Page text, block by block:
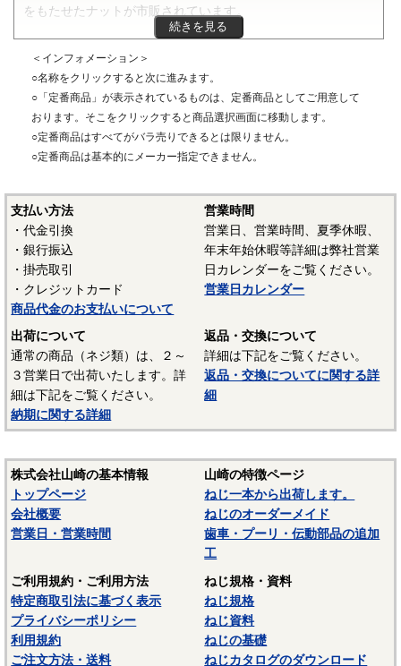
をもたせたナットが市販されています。
じをはじめ下記のように様々なねじ規格が採用されていま
す。
〇ねじ規格について
・メートル並目ねじ：JIS B 0205に規定されているねじ規格で
り、並目/細目/極細目等の種類がありますが、国内で広く普及
しているねじはメートル並目ねじです。メートルねじは数字
の前に「M」が付きます。通常はメートル細目ねじのようなピ
ッチ表記はされません。
・メートル並目ねじの規格は 「メートル並目ねじ」
ください。
・メートル細目ねじ：JIS B 0205に規定されているねじ規格で
す。メートルねじは呼び径を表す数字の前に「M」が付き、呼
び径の後にピッチを表す数字が付加されます。ねじのピッチ
（ねじ山間の距離）の違いで、並目/細目/極細目等複数存在す
る場合があるため、ピッチ表記が必須です。メートル並目ね
・メートル細目ねじの規格は 「メートル細目ねじ」
ください。
・ユニファイねじ：海外（アメリカ）で現在も使用されてい
るインチ系のねじです。JISではJIS B 0206（ユニファイ並目
ねじ）とJIS B 0208（ユニファイ細目ねじ）が規定されていま
す。ねじ山の角度は６０度です。
・ユニファイ並目ねじの規格は 「ユニファイ並目ねじ」
参照ください。
続きを見る
＜インフォメーション＞
○名称をクリックすると次に進みます。
○「定番商品」が表示されているものは、定番商品としてご用意して
おります。そこをクリックすると商品選択画面に移動します。
○定番商品はすべてがバラ売りできるとは限りません。
○定番商品は基本的にメーカー指定できません。
支払い方法
・代金引換
・銀行振込
・掛売取引
・クレジットカード
商品代金のお支払いについて
営業時間
営業日、営業時間、夏季休暇、
年末年始休暇等詳細は弊社営業
日カレンダーをご覧ください。
営業日カレンダー
出荷について
通常の商品（ネジ類）は、２～
３営業日で出荷いたします。詳
細は下記をご覧ください。
納期に関する詳細
返品・交換について
詳細は下記をご覧ください。
返品・交換についてに関する詳
細
株式会社山崎の基本情報
トップページ
会社概要
営業日・営業時間
山崎の特徴ページ
ねじ一本から出荷します。
ねじのオーダーメイド
歯車・プーリ・伝動部品の追加
工
ご利用規約・ご利用方法
特定商取引法に基づく表示
プライバシーポリシー
利用規約
ご注文方法・送料
ねじ規格・資料
ねじ規格
ねじ資料
ねじの基礎
ねじカタログのダウンロード